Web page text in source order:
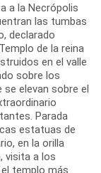
a la Necrópolis
las tumbas
declarado
de la reina
en el valle
sobre los
elevan sobre el
Parada
estatuas de
en la orilla
visita a los
el templo más